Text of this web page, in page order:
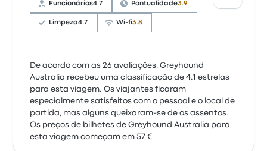
Funcionários4.7 Pontualidade3.9
Limpeza4.7 Wi-fi3.8
De acordo com as 26 avaliações, Greyhound
Australia recebeu uma classificação de 4.1 estrelas
para esta viagem. Os viajantes ficaram
especialmente satisfeitos com o pessoal e o local de
partida, mas alguns queixaram-se de os assentos.
Os preços de bilhetes de Greyhound Australia para
esta viagem começam em 57 €